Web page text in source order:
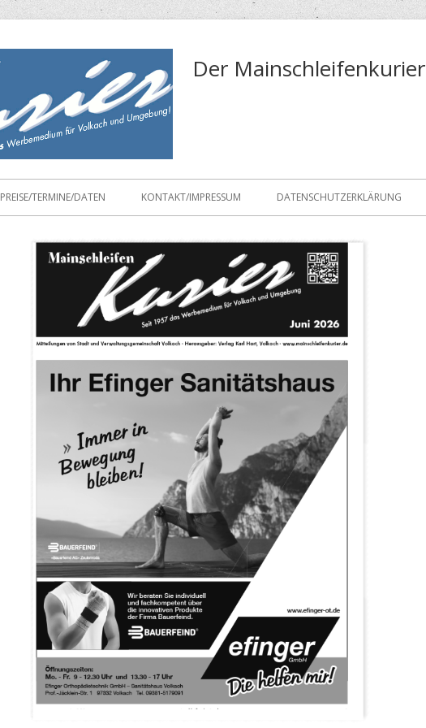
Der Mainschleifenkurier
PREISE/TERMINE/DATEN KONTAKT/IMPRESSUM DATENSCHUTZERKLÄRUNG